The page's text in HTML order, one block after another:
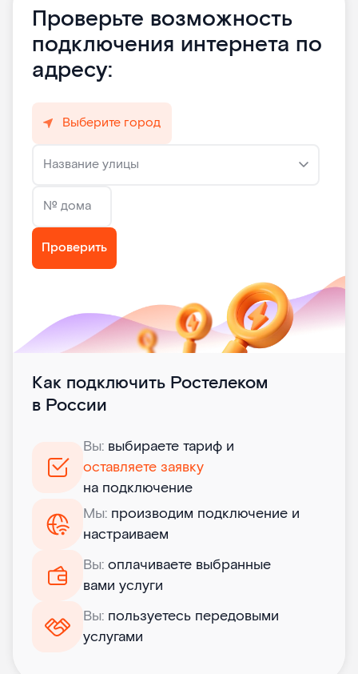
Проверьте возможность
подключения интернета по
адресу:
Выберите город
Название улицы
№ дома
Проверить
Как подключить Ростелеком
в России
Вы: выбираете тариф и
оставляете заявку
на подключение
Мы: производим подключение и
настраиваем
Вы: оплачиваете выбранные
вами услуги
Вы: пользуетесь передовыми
услугами